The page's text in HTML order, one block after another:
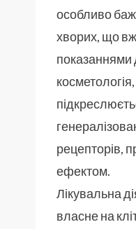
особливо
хворих, що
показаннями
рецепторів,
ефектом.
Лікувальна
власне на